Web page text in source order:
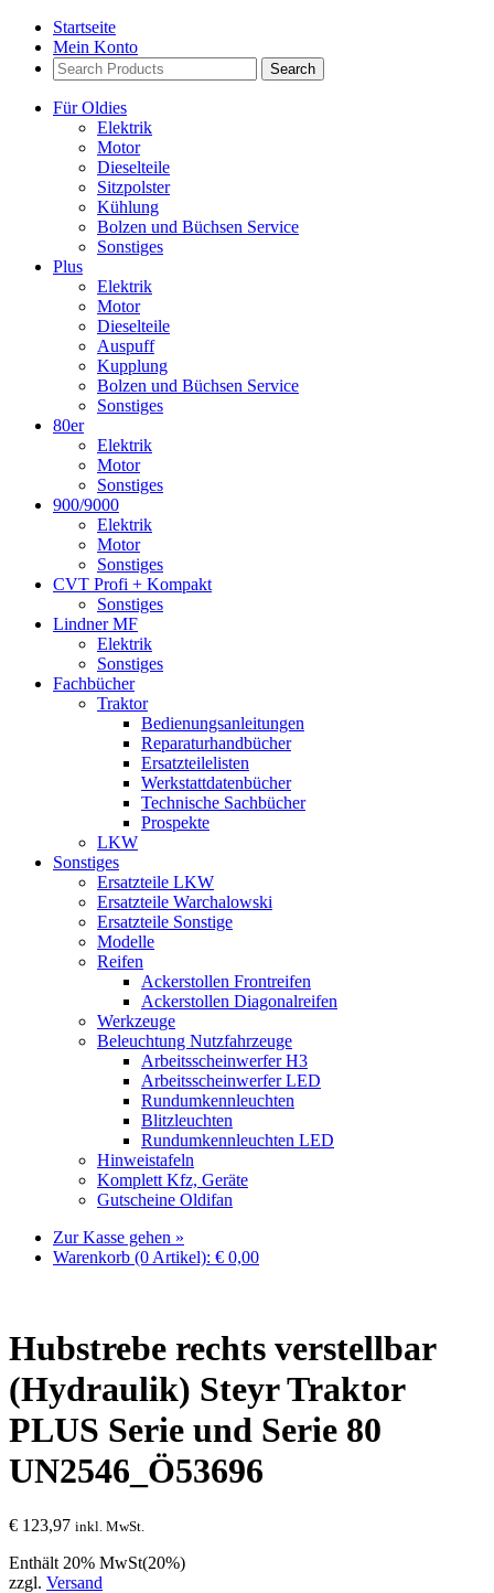
Startseite
Mein Konto
Search
Products:
Für Oldies
Elektrik
Motor
Dieselteile
Sitzpolster
Kühlung
Bolzen und Büchsen Service
Sonstiges
Plus
Elektrik
Motor
Dieselteile
Auspuff
Kupplung
Bolzen und Büchsen Service
Sonstiges
80er
Elektrik
Motor
Sonstiges
900/9000
Elektrik
Motor
Sonstiges
CVT Profi + Kompakt
Sonstiges
Lindner MF
Elektrik
Sonstiges
Fachbücher
Traktor
Bedienungsanleitungen
Reparaturhandbücher
Ersatzteilelisten
Werkstattdatenbücher
Technische Sachbücher
Prospekte
LKW
Sonstiges
Ersatzteile LKW
Ersatzteile Warchalowski
Ersatzteile Sonstige
Modelle
Reifen
Ackerstollen Frontreifen
Ackerstollen Diagonalreifen
Werkzeuge
Beleuchtung Nutzfahrzeuge
Arbeitsscheinwerfer H3
Arbeitsscheinwerfer LED
Rundumkennleuchten
Blitzleuchten
Rundumkennleuchten LED
Hinweistafeln
Komplett Kfz, Geräte
Gutscheine Oldifan
Zur Kasse gehen »
Warenkorb (0 Artikel): € 0,00
Hubstrebe rechts verstellbar
(Hydraulik) Steyr Traktor
PLUS Serie und Serie 80
UN2546_Ö53696
€ 123,97 inkl. MwSt.
Enthält 20% MwSt(20%)
zzgl. Versand